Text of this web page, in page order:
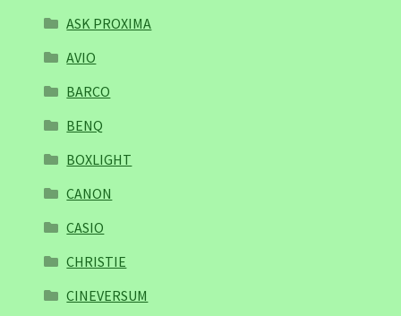
ASK PROXIMA
AVIO
BARCO
BENQ
BOXLIGHT
CANON
CASIO
CHRISTIE
CINEVERSUM